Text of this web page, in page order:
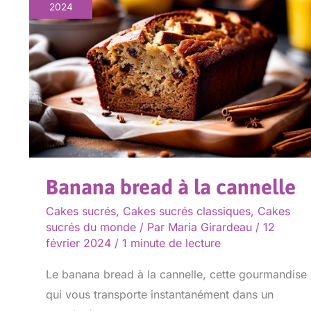
2024
Banana bread à la cannelle
Cakes sucrés, Cakes sucrés classiques, Cakes
sucrés du monde / Par Maria Girardeau / 12
février 2024 / 1 minute de lecture
Le banana bread à la cannelle, cette gourmandise
qui vous transporte instantanément dans un
à
la
cannelle